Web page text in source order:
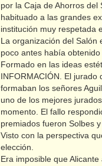
por la Caja de Ahorros
habituado a las grandes
institución muy respetada
La organización del
poco antes había
Formado en las ideas
INFORMACIÓN. El
formaban los señores
uno de los mejores
momento. El fallo
premiados fueron Solbes
Visto con la perspectiva
elección.
Era imposible que